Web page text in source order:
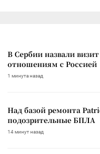
В Сербии назвали
отношениям с Россией
1 минута назад
Над базой ремонта
подозрительные БПЛА
14 минут назад